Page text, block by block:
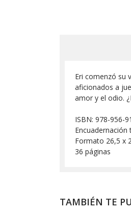
Eri comenzó su
aficionados a
amor y el odio.
ISBN: 978-956-
Encuadernación
Formato 26,5 x
36 páginas
TAMBIÉN TE